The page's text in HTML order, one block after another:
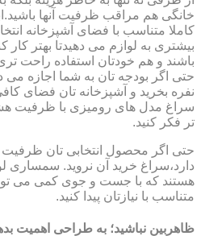
خانگی هم مراقب ظرفیت آنها
کاملا متناسب با فضای آشپزخانه
بیشتری به لوازم می دهیدتا بهتر کار
باشند و هم خودتان استفاده راحت
نفره بخرید و آشپزخانه تان فضای
سراغ مدل های رومیزی با ظرفیت
تر فکر کنید.
حتی اگر محصول انتخابی تان ظرفیت
دارد،سراغ خرید آن نروید. سمساری
هستند که با جست و جوی کمی می
متناسب با نیازتان پیدا کنید.
ظاهربین نباشید؛ به طراحی اهمیت